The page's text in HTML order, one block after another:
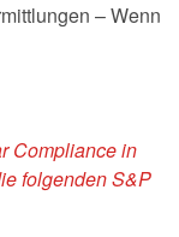
– Wenn
Compliance in
folgenden S&P